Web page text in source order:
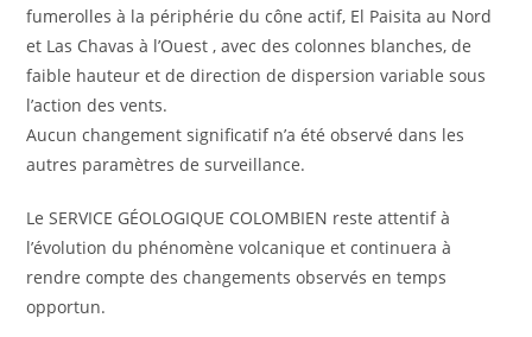
fumerolles à la périphérie du cône actif, El Paisita au Nord
et Las Chavas à l’Ouest , avec des colonnes blanches, de
faible hauteur et de direction de dispersion variable sous
l’action des vents.
Aucun changement significatif n’a été observé dans les
autres paramètres de surveillance.
Le SERVICE GÉOLOGIQUE COLOMBIEN reste attentif à
l’évolution du phénomène volcanique et continuera à
rendre compte des changements observés en temps
opportun.